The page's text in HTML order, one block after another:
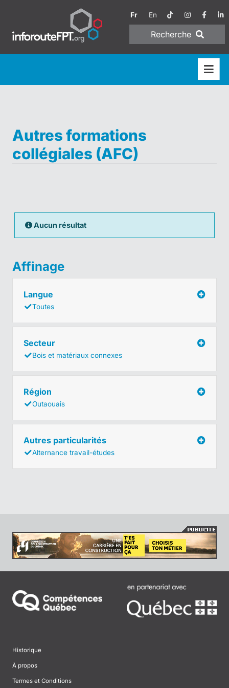
Fr En
Recherche
Autres formations
collégiales (AFC)
Aucun résultat
Affinage
Langue
Toutes
Secteur
Bois et matériaux connexes
Région
Outaouais
Autres particularités
Alternance travail-études
Historique
À propos
Termes et Conditions